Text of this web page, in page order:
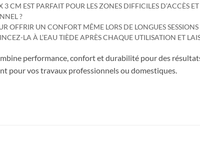
EST PARFAIT POUR LES ZONES DIFFICILES D’ACCÈS ET
?
OFFRIR UN CONFORT MÊME LORS DE LONGUES
LA À L’EAU TIÈDE APRÈS CHAQUE UTILISATION ET
performance, confort et durabilité pour des
pour vos travaux professionnels ou domestiques.